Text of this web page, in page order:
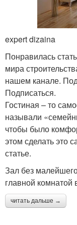
expert dizaina
Понравилась
мира
нашем канале.
Подписаться.
Гостиная – то
называли
чтобы было
этом сделать это
статье.
Зал без
главной комнатой
читать дальше →